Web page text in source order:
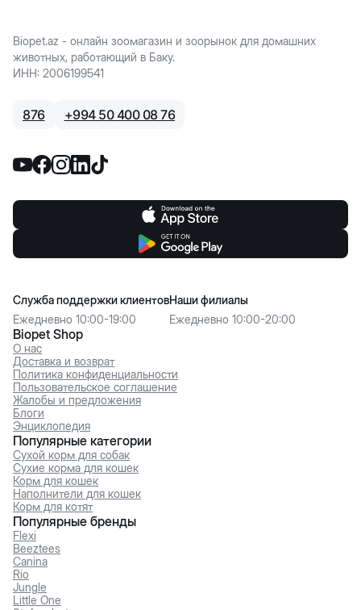
Biopet.az - онлайн зоомагазин и зоорынок для домашних
животных, работающий в Баку.
ИНН: 2006199541
876 +994 50 400 08 76
Biopet Shop
О нас
Доставка и возврат
Политика конфиденциальности
Пользовательское соглашение
Жалобы и предложения
Блоги
Энциклопедия
Служба поддержки клиентов
Ежедневно 10:00-19:00
Наши филиалы
Ежедневно 10:00-20:00
Популярные категории
Сухой корм для собак
Сухие корма для кошек
Корм для кошек
Наполнители для кошек
Корм для котят
Популярные бренды
Flexi
Beeztees
Canina
Rio
Jungle
Little One